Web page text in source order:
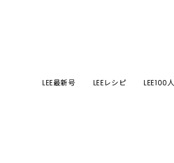
LEE最新号 LEEレシピ LEE100